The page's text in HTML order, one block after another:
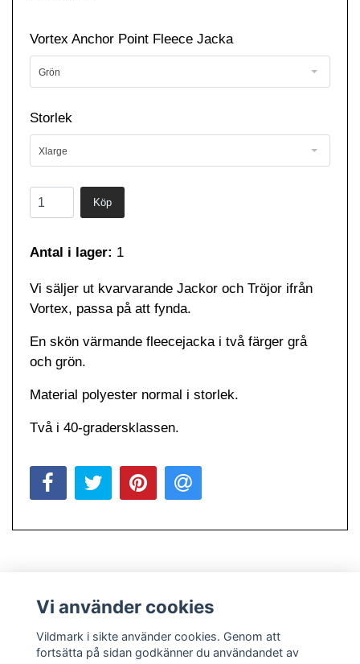
Vortex Anchor Point Fleece Jacka
Grön
Storlek
Xlarge
Antal i lager: 1
Vi säljer ut kvarvarande Jackor och Tröjor ifrån
Vortex, passa på att fynda.
En skön värmande fleecejacka i två färger grå
och grön.
Material polyester normal i storlek.
Två i 40-gradersklassen.
Vi använder cookies
Vildmark i sikte använder cookies. Genom att
fortsätta på sidan godkänner du användandet av